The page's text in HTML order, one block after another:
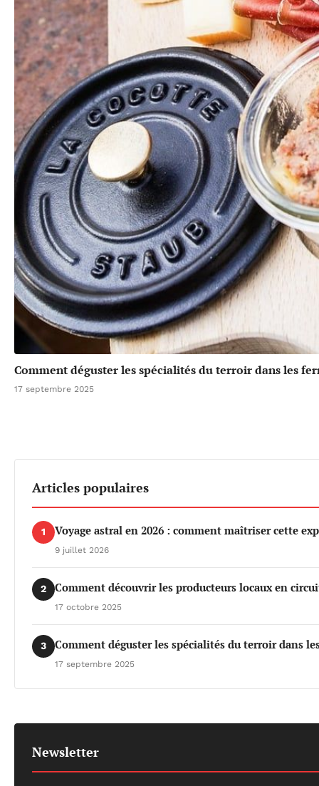
Comment déguster les spécialités du terroir dans les
17 septembre 2025
Articles populaires
1 Voyage astral en 2026 : comment maîtriser cette
9 juillet 2026
2 Comment découvrir les producteurs locaux en
17 octobre 2025
3 Comment déguster les spécialités du terroir dans
17 septembre 2025
Newsletter